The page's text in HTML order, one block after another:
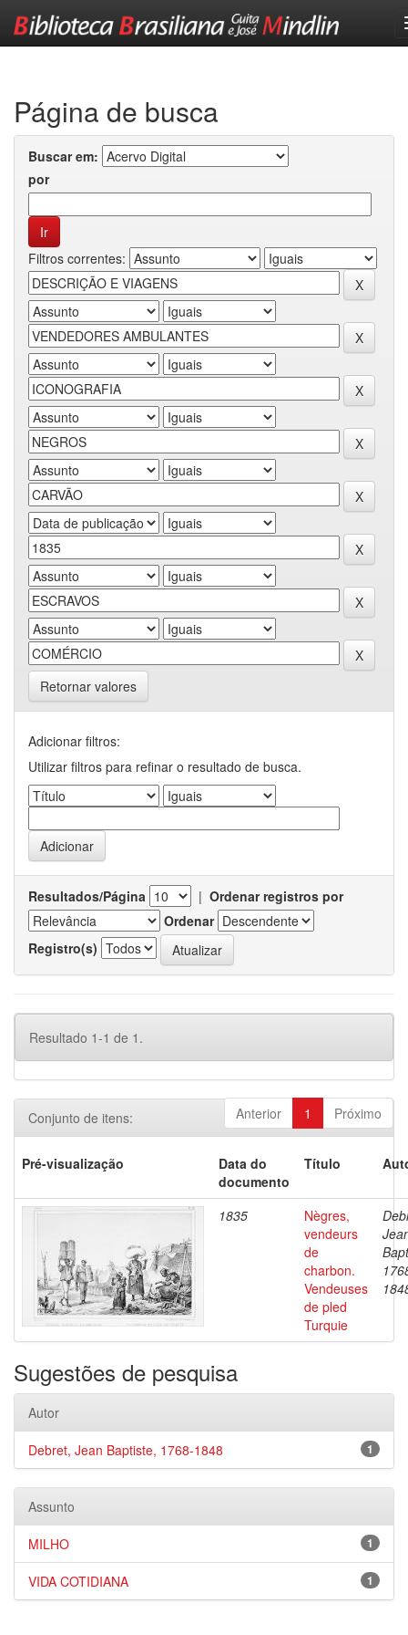
Página de busca
Buscar em:
por
Filtros correntes:
Retornar valores
Adicionar filtros:
Utilizar filtros para refinar o resultado de busca.
Resultados/Página | Ordenar registros por
Ordenar
Registro(s)
Resultado 1-1 de 1.
Anterior 1 Próximo
Conjunto de itens:
Pré-visualização
Data do
documento
Título
1835
Nègres,
vendeurs
de
charbon.
Vendeuses
de pled
Turquie
Sugestões de pesquisa
Autor
1
Debret, Jean Baptiste, 1768-1848
Assunto
1
MILHO
1
VIDA COTIDIANA